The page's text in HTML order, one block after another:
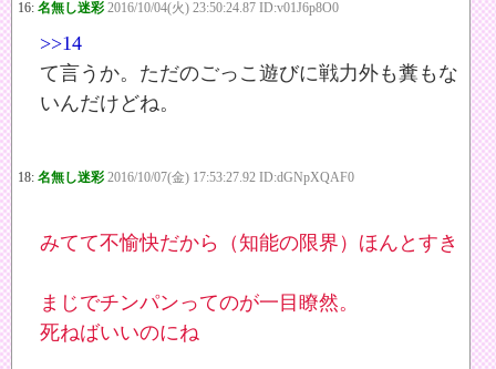
16: 名無し迷彩 2016/10/04(火) 23:50:24.87 ID:v01J6p8O0
>>14
て言うか。ただのごっこ遊びに戦力外も糞もな
いんだけどね。
18: 名無し迷彩 2016/10/07(金) 17:53:27.92 ID:dGNpXQAF0
みてて不愉快だから（知能の限界）ほんとすき
まじでチンパンってのが一目瞭然。
死ねばいいのにね